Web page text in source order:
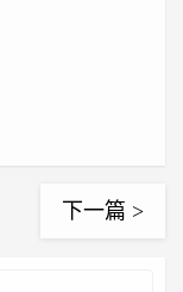
下一篇 >